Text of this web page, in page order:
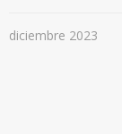
diciembre 2023